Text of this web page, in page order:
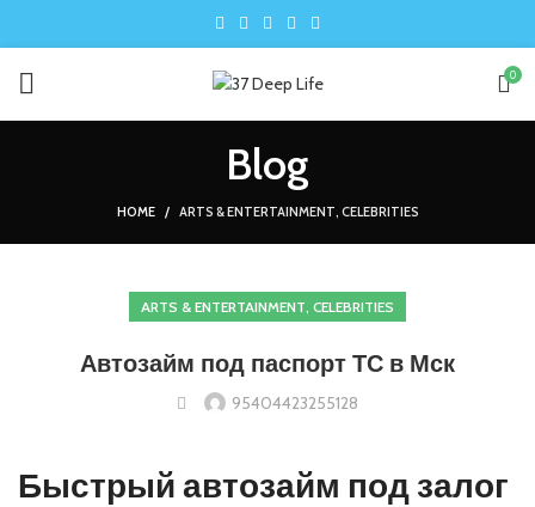
0
Blog
HOME ARTS & ENTERTAINMENT, CELEBRITIES
ARTS & ENTERTAINMENT, CELEBRITIES
Автозайм под паспорт ТС в Мск
95404423255128
Быстрый автозайм под залог